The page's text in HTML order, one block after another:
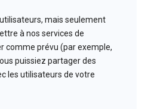
mais seulement
à nos services de
comme prévu (par exemple,
puissiez partager des
les utilisateurs de votre